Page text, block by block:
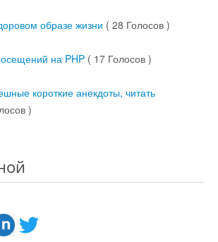
образе жизни ( 28 Голосов )
на PHP ( 17 Голосов )
короткие анекдоты, читать
)